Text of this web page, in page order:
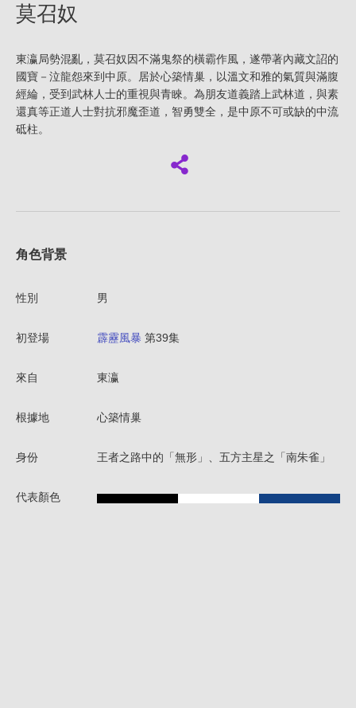
莫召奴
東瀛局勢混亂，莫召奴因不滿鬼祭的橫霸作風，遂帶著內藏文詔的
國寶－泣龍怨來到中原。居於心築情巢，以溫文和雅的氣質與滿腹
經綸，受到武林人士的重視與青睞。為朋友道義踏上武林道，與素
還真等正道人士對抗邪魔歪道，智勇雙全，是中原不可或缺的中流
砥柱。
角色背景
性別 男
初登場 霹靂風暴 第39集
來自 東瀛
根據地 心築情巢
身份 王者之路中的「無形」、五方主星之「南朱雀」
代表顏色